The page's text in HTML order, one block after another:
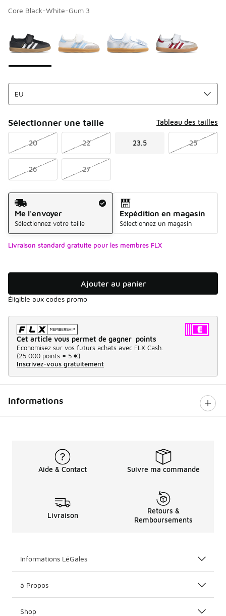
Core Black-White-Gum 3
Sélectionner une taille Tableau des tailles
20 22 23.5 25
26 27
Mode d'expédition
Me l'envoyer
Sélectionnez votre taille
Expédition en magasin
Sélectionnez un magasin
Livraison standard gratuite pour les membres FLX
Ajouter au panier
Éligible aux codes promo
Cet article vous permet de gagner points
Économisez sur vos futurs achats avec FLX Cash.
(25 000 points = 5 €)
Inscrivez-vous gratuitement
Informations
Aide & Contact Suivre ma commande
Livraison
Retours &
Remboursements
Informations LéGales
à Propos
Shop